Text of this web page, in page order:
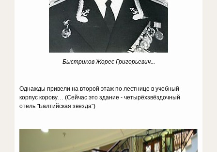
Быстриков Жорес Григорьевич...
Однажды привели на второй этаж по лестнице в учебный
корпус корову… (Сейчас это здание - четырёхзвёздочный
отель "Балтийская звезда")